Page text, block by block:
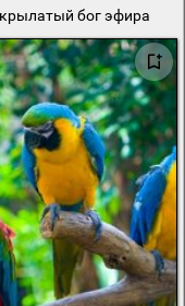
бог эфира